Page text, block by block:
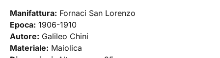
Manifattura: Fornaci San Lorenzo
Epoca: 1906-1910
Autore: Galileo Chini
Materiale: Maiolica